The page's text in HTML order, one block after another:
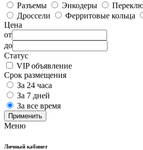
Разъемы
Энкодеры
Дроссели
Ферритовые кольца
Цена
от
до
Статус
VIP объявление
Срок размещения
За 24 часа
За 7 дней
За все время
Применить
Меню
Личный кабинет